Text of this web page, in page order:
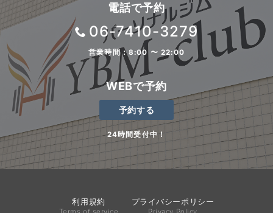
電話で予約
06-7410-3279
営業時間：8:00 〜 22:00
WEBで予約
予約する
24時間受付中！
利用規約 プライバシーポリシー